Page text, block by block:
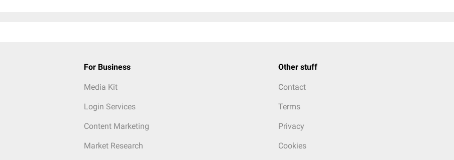
For Business
Media Kit
Login Services
Content Marketing
Market Research
Other stuff
Contact
Terms
Privacy
Cookies